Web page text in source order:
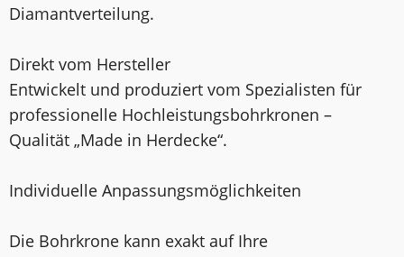
Diamantverteilung.
Direkt vom Hersteller
Entwickelt und produziert vom Spezialisten für
professionelle Hochleistungsbohrkronen –
Qualität „Made in Herdecke“.
Individuelle Anpassungsmöglichkeiten
Die Bohrkrone kann exakt auf Ihre